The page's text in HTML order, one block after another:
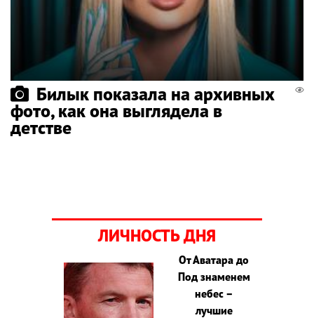
Билык показала на архивных
фото, как она выглядела в
детстве
ЛИЧНОСТЬ ДНЯ
От Аватара до
Под знаменем
небес –
лучшие